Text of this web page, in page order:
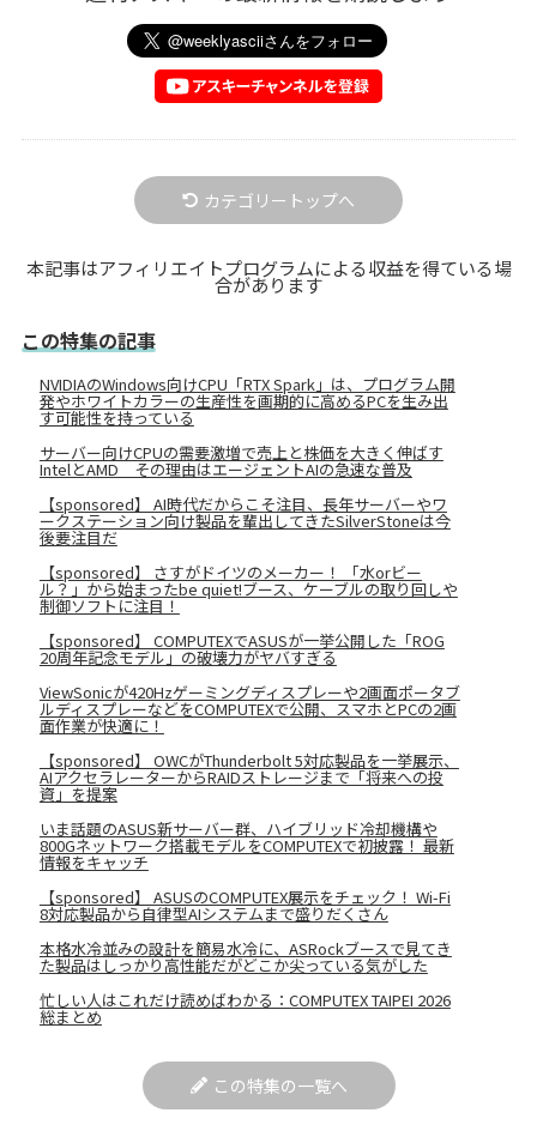
カテゴリートップへ
本記事はアフィリエイトプログラムによる収益を得ている場
合があります
この特集の記事
NVIDIAのWindows向けCPU「RTX Spark」は、プログラム開
発やホワイトカラーの生産性を画期的に高めるPCを生み出
す可能性を持っている
サーバー向けCPUの需要激増で売上と株価を大きく伸ばす
IntelとAMD その理由はエージェントAIの急速な普及
【sponsored】 AI時代だからこそ注目、長年サーバーやワ
ークステーション向け製品を輩出してきたSilverStoneは今
後要注目だ
【sponsored】 さすがドイツのメーカー！ 「水orビー
ル？」から始まったbe quiet!ブース、ケーブルの取り回しや
制御ソフトに注目！
【sponsored】 COMPUTEXでASUSが一挙公開した「ROG
20周年記念モデル」の破壊力がヤバすぎる
ViewSonicが420Hzゲーミングディスプレーや2画面ポータブ
ルディスプレーなどをCOMPUTEXで公開、スマホとPCの2画
面作業が快適に！
【sponsored】 OWCがThunderbolt 5対応製品を一挙展示、
AIアクセラレーターからRAIDストレージまで「将来への投
資」を提案
いま話題のASUS新サーバー群、ハイブリッド冷却機構や
800Gネットワーク搭載モデルをCOMPUTEXで初披露！ 最新
情報をキャッチ
【sponsored】 ASUSのCOMPUTEX展示をチェック！ Wi-Fi
8対応製品から自律型AIシステムまで盛りだくさん
本格水冷並みの設計を簡易水冷に、ASRockブースで見てき
た製品はしっかり高性能だがどこか尖っている気がした
忙しい人はこれだけ読めばわかる：COMPUTEX TAIPEI 2026
総まとめ
この特集の一覧へ